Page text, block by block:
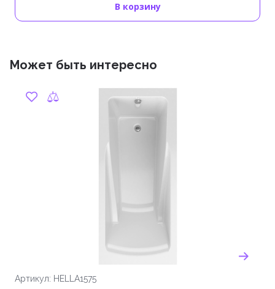
В корзину
Может быть интересно
Артикул: HELLA1575